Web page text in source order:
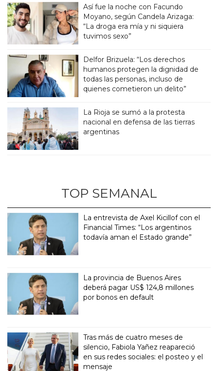
Así fue la noche con Facundo
Moyano, según Candela Arizaga:
“La droga era mía y ni siquiera
tuvimos sexo”
Delfor Brizuela: “Los derechos
humanos protegen la dignidad de
todas las personas, incluso de
quienes cometieron un delito”
La Rioja se sumó a la protesta
nacional en defensa de las tierras
argentinas
TOP SEMANAL
La entrevista de Axel Kicillof con el
Financial Times: “Los argentinos
todavía aman el Estado grande”
La provincia de Buenos Aires
deberá pagar US$ 124,8 millones
por bonos en default
Tras más de cuatro meses de
silencio, Fabiola Yañez reapareció
en sus redes sociales: el posteo y el
mensaje